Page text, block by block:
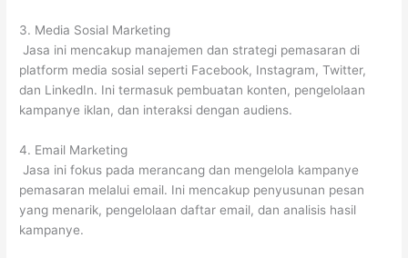
3. Media Sosial Marketing
Jasa ini mencakup manajemen dan strategi pemasaran di
platform media sosial seperti Facebook, Instagram, Twitter,
dan LinkedIn. Ini termasuk pembuatan konten, pengelolaan
kampanye iklan, dan interaksi dengan audiens.
4. Email Marketing
Jasa ini fokus pada merancang dan mengelola kampanye
pemasaran melalui email. Ini mencakup penyusunan pesan
yang menarik, pengelolaan daftar email, dan analisis hasil
kampanye.